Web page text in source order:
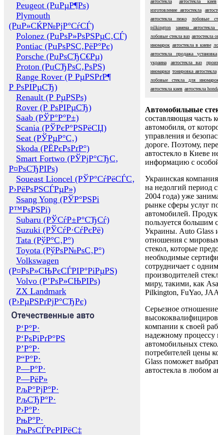
Peugeot (РџРµР¶Рѕ)
Plymouth
(РџР»СЌР№РјР°СѓСЃ)
Polonez (РџРѕР»РѕРЅРµС‚СЃ)
Pontiac (РџРѕРЅС‚РёР°Рє)
Porsche (РџРѕСЂС€Рµ)
Proton (РџСЂРѕС‚РѕРЅ)
Range Rover (Р РµРЅРґР¶
Р РѕРІРµСЂ)
Renault (Р РµРЅРѕ)
Rover (Р РѕРІРµСЂ)
Saab (РЎР°Р°Р±)
Scania (РЎРєР°РЅРёСЏ)
Seat (РЎРµР°С‚)
Skoda (РЁРєРѕРґР°)
Smart Fortwo (РЎРјР°СЂС‚
Р¤РѕСЂРІРѕ)
Soueast Lioncel (РЎР°СѓРёСЃС‚
Р›РёРѕРЅСЃРµР»)
Ssang Yong (РЎР°РЅРі
Р™РѕРЅРі)
Subaru (РЎСѓР±Р°СЂСѓ)
Suzuki (РЎСѓР·СѓРєРё)
Tata (РўР°С‚Р°)
Toyota (РўРѕР№РѕС‚Р°)
Volkswagen
(Р¤РѕР»СЊРєСЃРІР°РіРµРЅ)
Volvo (Р’РѕР»СЊРІРѕ)
ZX Landmark
(Р›РµРЅРґРјР°СЂРє)
Отечественные авто
Р‘Р°Р·
Р‘РѕРіРґР°РЅ
Р’Р°Р·
Р“Р°Р·
Р—Р°Р·
Р—РёР»
РљР°РјР°Р·
РљСЂР°Р·
Р›Р°Р·
РњР°Р·
РњРѕСЃРєРІРёС‡
автостекла
автостекла киев
изготовление автостекла
автостекла пежо
лобовые
pilkington
замена автостекла
лобовые стекла ваз автостекла
иномарок автостекла в киеве
автостекла продажа установка
украина
автостекла ваз
иномарки тонировка автостекла
лобовые стекла для
автостекла киев автостекла
Автомобильные
составляющая часть
автомобиля, от
управления и
дороге. Поэтому,
автостекло в Киеве
информацию с
Украинская
на недолгий период
2004 года) уже
рынке сферы услуг
автомобилей.
пользуется большим
Украины. Auto Glass
отношения с
стекол, которые
необходимые
сотрудничает с
производителей
миру, такими, как
Pilkington, FuYao,
Серьезное отношение
компании к своей
надежному процессу
автомобильных
потребителей цены
Glass поможет
автостекла в любом